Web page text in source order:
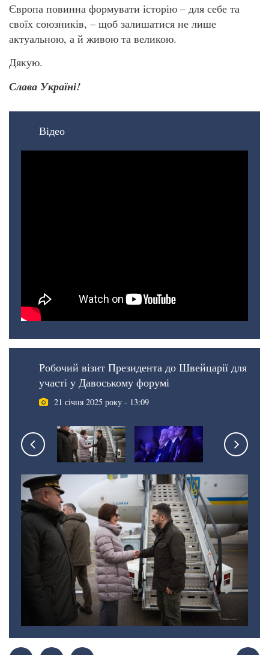
Європа повинна формувати історію – для себе та
своїх союзників, – щоб залишатися не лише
актуальною, а й живою та великою.
Дякую.
Слава Україні!
Відео
Робочий візит Президента до Швейцарії для
участі у Давоському форумі
21 січня 2025 року - 13:09